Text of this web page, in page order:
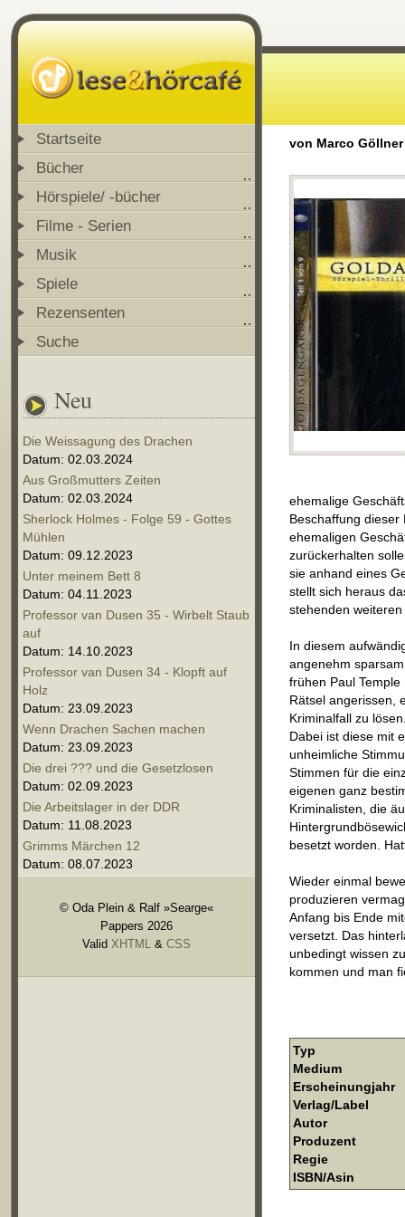
Startseite
Bücher
Hörspiele/ -bücher
Filme - Serien
Musik
Spiele
Rezensenten
Suche
Neu
Die Weissagung des Drachen
Datum: 02.03.2024
Aus Großmutters Zeiten
Datum: 02.03.2024
Sherlock Holmes - Folge 59 - Gottes
Mühlen
Datum: 09.12.2023
Unter meinem Bett 8
Datum: 04.11.2023
Professor van Dusen 35 - Wirbelt Staub
auf
Datum: 14.10.2023
Professor van Dusen 34 - Klopft auf
Holz
Datum: 23.09.2023
Wenn Drachen Sachen machen
Datum: 23.09.2023
Die drei ??? und die Gesetzlosen
Datum: 02.09.2023
Die Arbeitslager in der DDR
Datum: 11.08.2023
Grimms Märchen 12
Datum: 08.07.2023
© Oda Plein & Ralf »Searge«
Pappers 2026
Valid XHTML & CSS
von Marco Göllner
ehemalige
Beschaffung
ehemaligen
zurückerhalten
sie anhand eines
stellt sich heraus
stehenden
In diesem
angenehm
frühen Paul
Rätsel angerissen,
Kriminalfall zu
Dabei ist diese mit
unheimliche
Stimmen für die
eigenen ganz
Kriminalisten, die
besetzt worden.
Wieder einmal
produzieren
Anfang bis Ende
versetzt. Das
unbedingt wissen
kommen und man
Typ
Medium
Erscheinungjahr
Verlag/Label
Autor
Produzent
Regie
ISBN/Asin